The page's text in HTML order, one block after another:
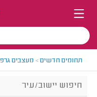
תחומים חדשים> מעצבים